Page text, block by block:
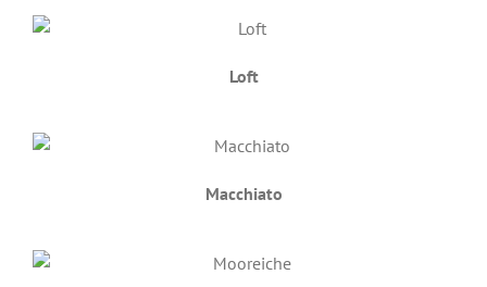
Loft
Macchiato